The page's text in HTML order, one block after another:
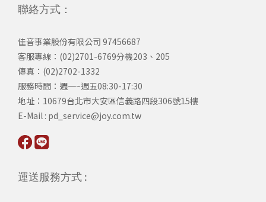
聯絡方式：
佳音事業股份有限公司 97456687
客服專線：(02)2701-6769分機203、205
傳真：(02)2702-1332
服務時間：週一~週五08:30-17:30
​地址：10679台北市大安區信義路四段306號15樓
​E-Mail : pd_service@joy.com.tw
運送服務方式 :